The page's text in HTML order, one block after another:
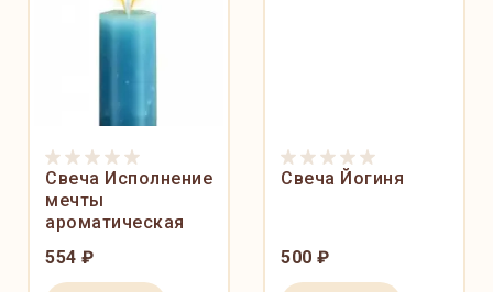
Свеча Исполнение
мечты
ароматическая
554 ₽
Свеча Йогиня
500 ₽